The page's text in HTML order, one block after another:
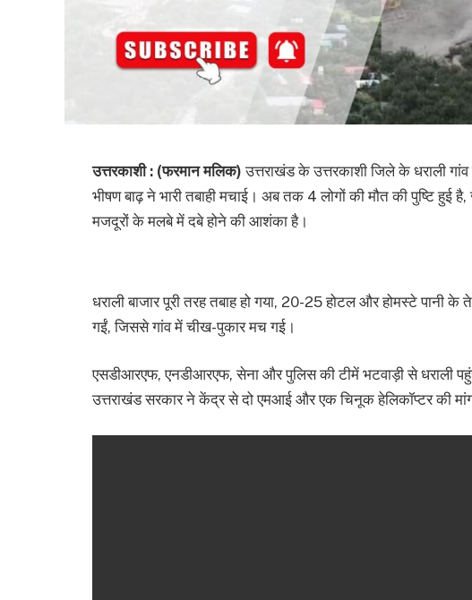
उत्तरकाशी : (फरमान मलिक) उत्तराखंड के उत्तरकाशी जिले के धराली
भीषण बाढ़ ने भारी तबाही मचाई। अब तक 4 लोगों की मौत की पुष्टि
मजदूरों के मलबे में दबे होने की आशंका है।
धराली बाजार पूरी तरह तबाह हो गया, 20-25 होटल और होमस्टे
गईं, जिससे गांव में चीख-पुकार मच गई।
एसडीआरएफ, एनडीआरएफ, सेना और पुलिस की टीमें भटवाड़ी से धराली
उत्तराखंड सरकार ने केंद्र से दो एमआई और एक चिनूक हेलिकॉप्टर की